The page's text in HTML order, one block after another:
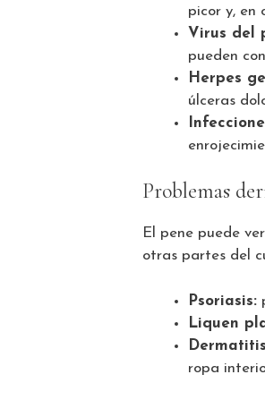
picor y, en
Virus del
pueden
Herpes
úlceras
Problemas
El pene puede
otras partes del
Psoriasis:
Liquen
ropa